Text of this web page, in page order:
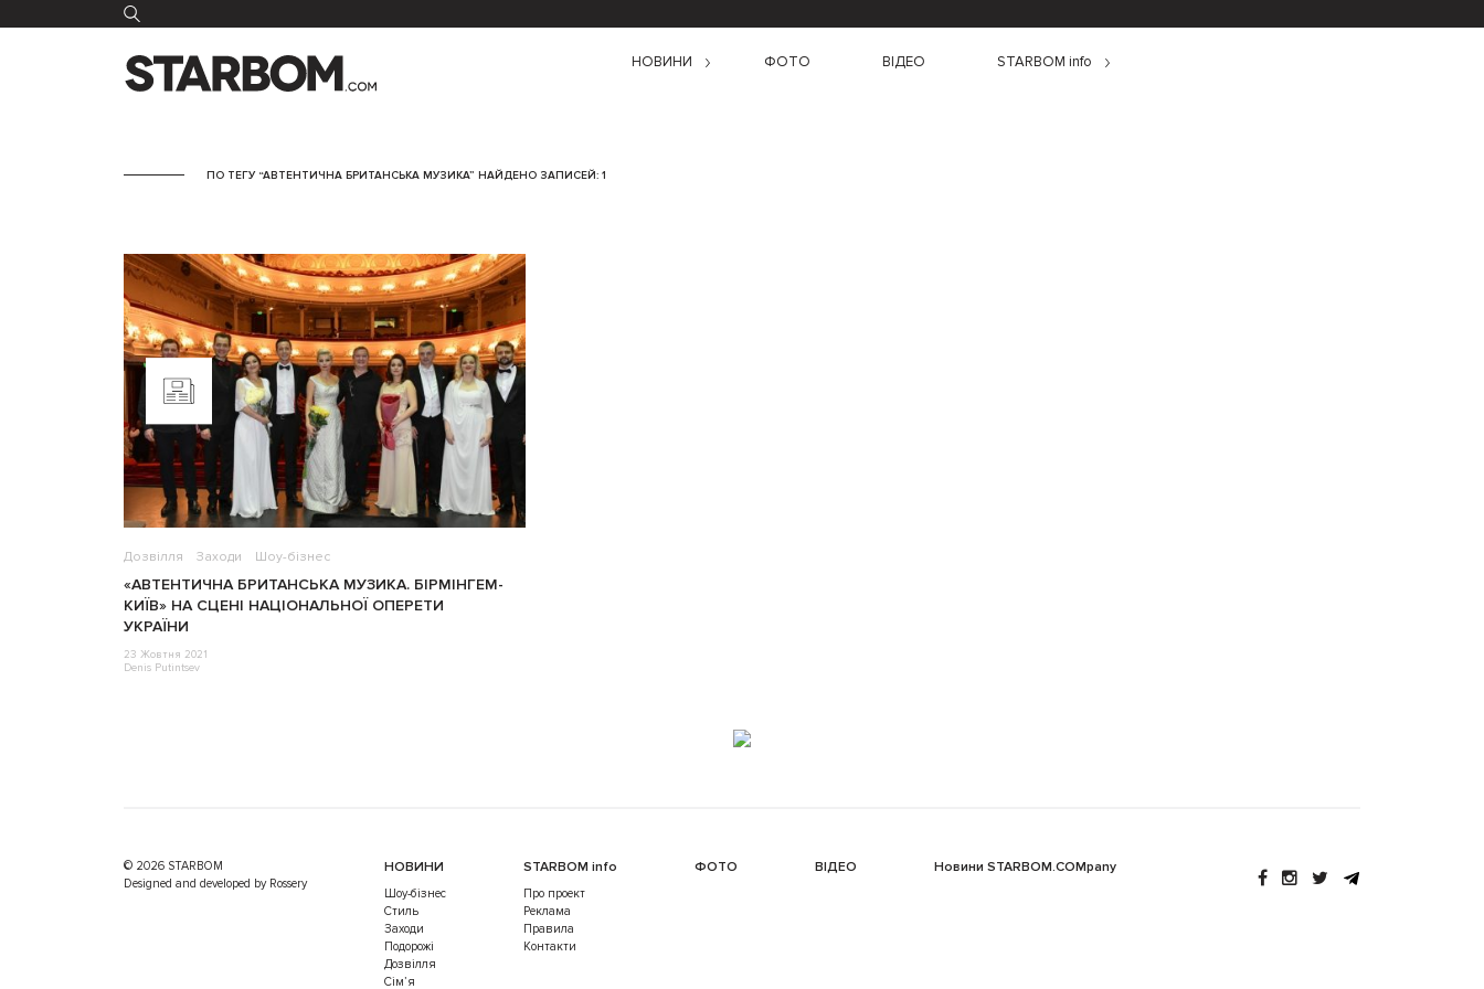
НОВИНИ ФОТО ВІДЕО STARBOM info
ПО ТЕГУ “АВТЕНТИЧНА БРИТАНСЬКА МУЗИКА” НАЙДЕНО ЗАПИСЕЙ: 1
Дозвілля Заходи Шоу-бізнес
«АВТЕНТИЧНА БРИТАНСЬКА МУЗИКА. БІРМІНГЕМ-
КИЇВ» НА СЦЕНІ НАЦІОНАЛЬНОЇ ОПЕРЕТИ
УКРАЇНИ
23 Жовтня 2021
Denis Putintsev
© 2026 STARBOM
Designed and developed by Rossery
НОВИНИ
Шоу-бізнес
Стиль
Заходи
Подорожі
Дозвілля
Cім’я
STARBOM info
Про проект
Реклама
Правила
Контакти
ФОТО ВІДЕО Новини STARBOM.COMpany